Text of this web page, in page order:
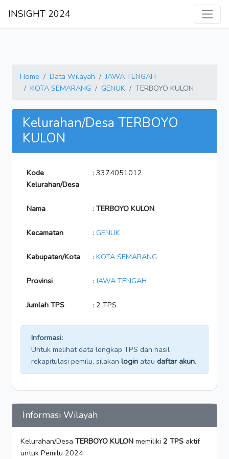
INSIGHT 2024
Home Data Wilayah
JAWA TENGAH
KOTA SEMARANG
GENUK TERBOYO KULON
Kelurahan/Desa TERBOYO
KULON
Kode
Kelurahan/Desa
: 3374051012
Nama : TERBOYO KULON
Kecamatan : GENUK
Kabupaten/Kota : KOTA SEMARANG
Provinsi :JAWA TENGAH
Jumlah TPS : 2 TPS
Informasi:
Untuk melihat data lengkap TPS dan hasil
rekapitulasi pemilu, silakan login atau daftar akun.
Informasi Wilayah
Kelurahan/Desa TERBOYO KULON memiliki 2 TPS aktif
untuk Pemilu 2024.